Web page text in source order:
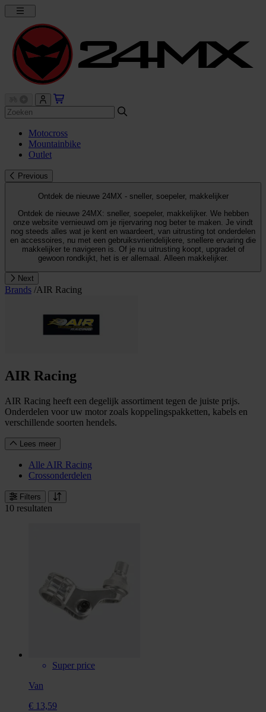
Motocross
Mountainbike
Outlet
Previous
Ontdek de nieuwe 24MX - sneller, soepeler, makkelijker
Ontdek de nieuwe 24MX: sneller, soepeler, makkelijker. We hebben
onze website vernieuwd om je rijervaring nog beter te maken. Je vindt
nog steeds alles wat je kent en waardeert, van uitrusting tot onderdelen
en accessoires, nu met een gebruiksvriendelijkere, snellere ervaring die
makkelijker te navigeren is. Of je nu uitrusting koopt, upgradet of
gewoon rondkijkt, het is er allemaal. Alleen makkelijker.
Next
Brands /AIR Racing
AIR Racing
AIR Racing heeft een degelijk assortiment tegen de juiste prijs.
Onderdelen voor uw motor zoals koppelingspakketten, kabels en
verschillende soorten hendels.
Lees meer
Alle AIR Racing
Crossonderdelen
Filters
10 resultaten
Super price
Van
€ 13,59